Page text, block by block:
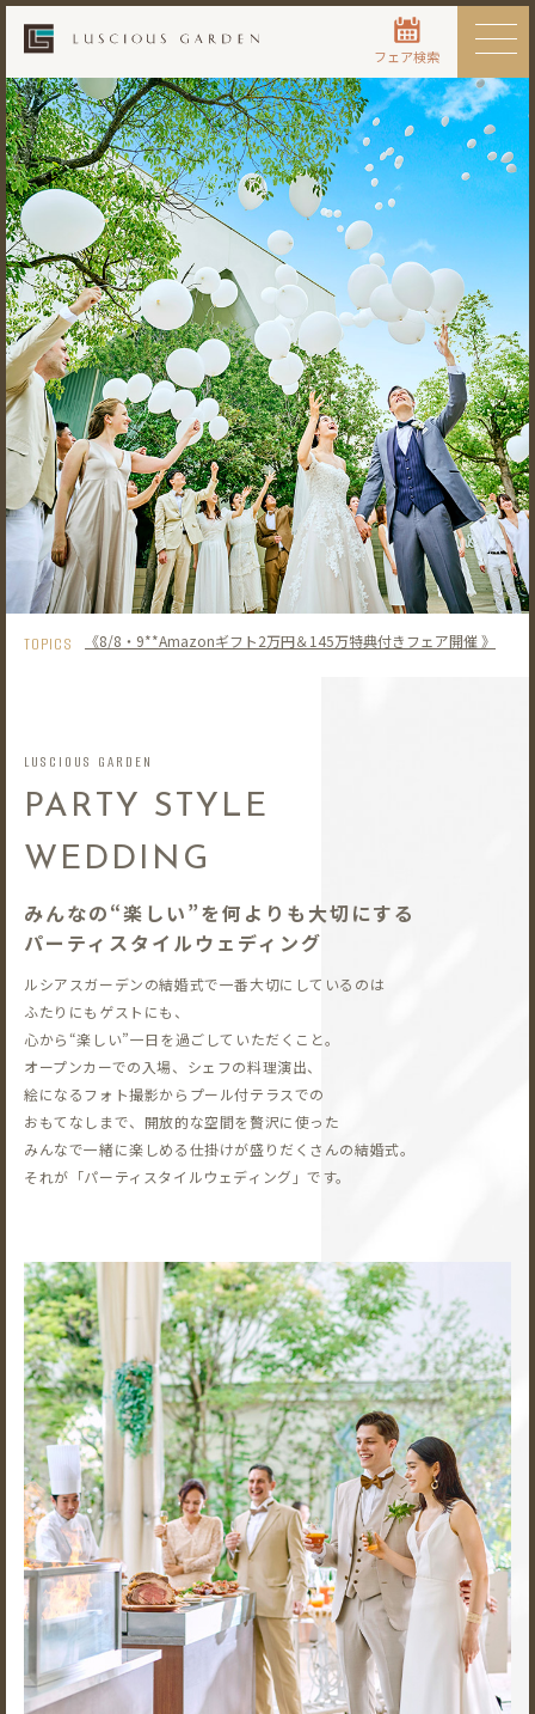
フェア検索
TOPICS 《8/8・9**Amazonギフト2万円＆145万特典付きフェア開催 》
LUSCIOUS GARDEN
PARTY STYLE
WEDDING
みんなの“楽しい”を何よりも大切にする
パーティスタイルウェディング
ルシアスガーデンの結婚式で一番大切にしているのは
ふたりにもゲストにも、
心から“楽しい”一日を過ごしていただくこと。
オープンカーでの入場、シェフの料理演出、
絵になるフォト撮影から プール付テラスでの
おもてなしまで、開放的な空間を贅沢に使った
みんなで一緒に楽しめる仕掛けが盛りだくさんの結婚式。
それが「パーティスタイルウェディング」です。